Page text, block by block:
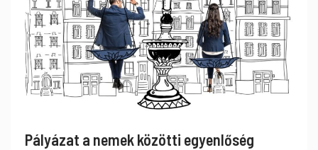
Pályázat a nemek közötti egyenlőség